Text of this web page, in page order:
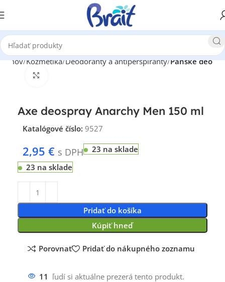
Kozmetika Deodoranty a antiperspiranty Pánske deo
Axe deospray Anarchy Men 150 ml
Katalógové číslo: 9527
2,95 € s DPH
23 na sklade
23 na sklade
Pridať do košíka
Kúpiť hneď
Porovnať Pridať do nákupného zoznamu
11 ľudí si aktuálne prezerá tento produkt.